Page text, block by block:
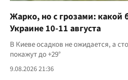
Жарко, но с грозами: какой
Украине 10-11 августа
В Киеве осадков не ожидается, а
покажут до +29°
9.08.2026 21:36